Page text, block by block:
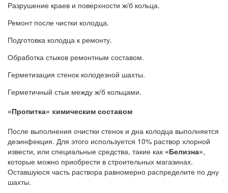
Разрушение краев и поверхности ж/б кольца.
Ремонт после чистки колодца.
Подготовка колодца к ремонту.
Обработка стыков ремонтным составом.
Герметизация стенок колодезной шахты.
Герметичный стык между ж/б кольцами.
«Пропитка» химическим составом
После выполнения очистки стенок и дна колодца выполняется
дезинфекция. Для этого используется 10% раствор хлорной
извести, или специальные средства, такие как «Белизна»,
которые можно приобрести в строительных магазинах.
Оставшуюся часть раствора равномерно распределите по дну
шахты.